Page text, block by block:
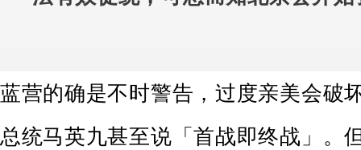
蓝营的确是不时警告，过度亲美会破
总统马英九甚至说「首战即终战」。